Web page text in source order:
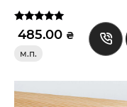
Оценка
5.00
₴
485.00
м.п.